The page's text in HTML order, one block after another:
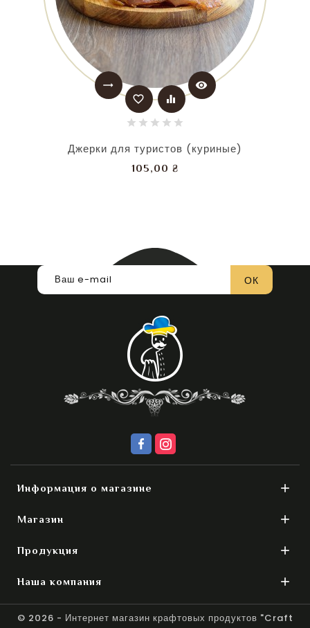
trending_flat
favorite_border
equalizer
visibility
Джерки для туристов (куриные)
105,00 ₴
Информация о магазине 
Магазин 
Продукция 
Наша компания 
© 2026 - Интернет магазин крафтовых продуктов "Craft